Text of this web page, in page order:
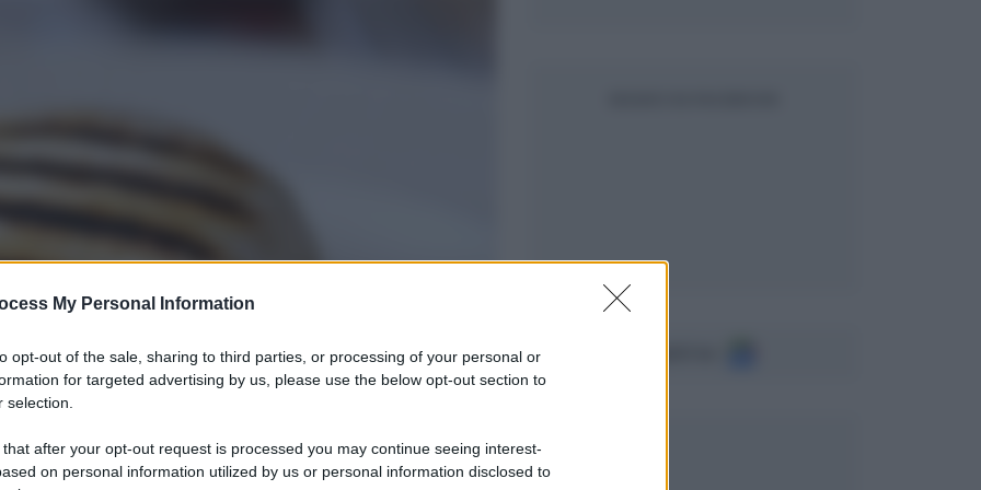
My Personal Information
opt-out of the sale, sharing to third parties, or processing of your personal or
for targeted advertising by us, please use the below opt-out section to
selection.
after your opt-out request is processed you may continue seeing interest-
on personal information utilized by us or personal information disclosed to